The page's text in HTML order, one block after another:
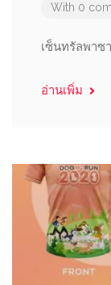
With 0
เซ็นทรัลพาซ
อ่านเพิ่ม